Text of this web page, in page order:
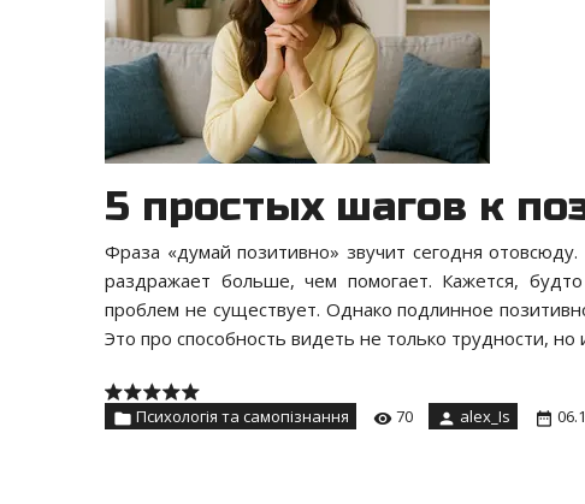
5 простых шагов к
Фраза «думай позитивно» звучит сегодня
раздражает больше, чем помогает. Кажется,
проблем не существует. Однако подлинное
Это про способность видеть не только трудности,
Психологія та самопізнання 70 alex_Is